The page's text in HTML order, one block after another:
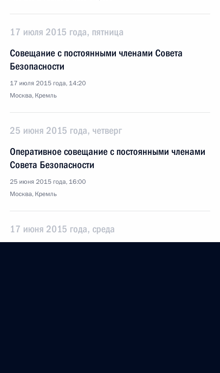
17 июля 2015 года, пятница
Совещание с постоянными членами Совета
Безопасности
17 июля 2015 года, 14:20
Москва, Кремль
25 июня 2015 года, четверг
Оперативное совещание с постоянными членами
Совета Безопасности
25 июня 2015 года, 16:00
Москва, Кремль
17 июня 2015 года, среда